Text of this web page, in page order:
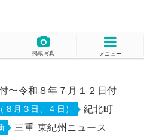
掲載写真 メニュー
〜令和８年７月１２日付
月３日、４日） 紀北町
三重 東紀州ニュース